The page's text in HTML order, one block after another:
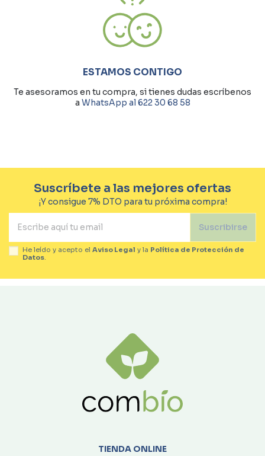
ESTAMOS CONTIGO
Te asesoramos en tu compra, si tienes dudas escríbenos
a WhatsApp al 622 30 68 58
Suscríbete a las mejores ofertas
¡Y consigue 7% DTO para tu próxima compra!
Suscribirse
He leído y acepto el Aviso Legal y la Política de Protección de
Datos.
TIENDA ONLINE